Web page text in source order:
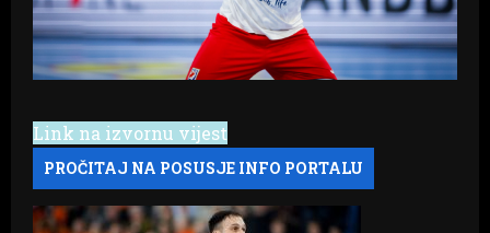
Link na izvornu vijest